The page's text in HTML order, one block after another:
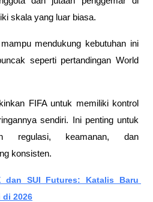
skala yang luar biasa.
mendukung kebutuhan ini
seperti pertandingan World
FIFA untuk memiliki kontrol
sendiri. Ini penting untuk
regulasi, keamanan, dan
konsisten.
dan SUI Futures: Katalis Baru
di 2026